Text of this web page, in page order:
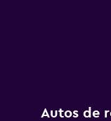
Autos de